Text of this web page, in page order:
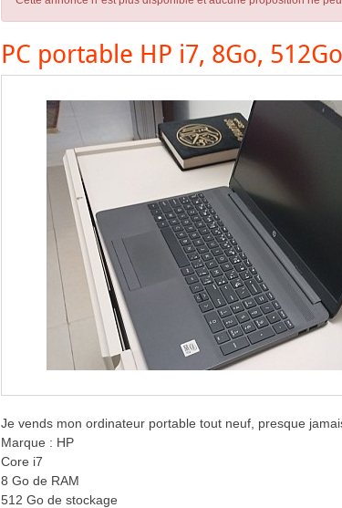
PC portable HP i7, 8Go,
Je vends mon ordinateur portable tout neuf, presque
Marque : HP
Core i7
8 Go de RAM
512 Go de stockage